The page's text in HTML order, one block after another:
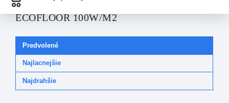
ECOFLOOR 100W/M2
Predvolené
Najlacnejšie
Najdrahšie